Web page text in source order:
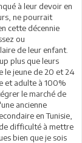
à leur devoir en
ne pourrait
cette décennie
ou
de leur enfant.
plus que leurs
le jeune de 20 et 24
et adulte à 100%
le marché de
ancienne
en Tunisie,
difficulté à mettre
bien que je sois